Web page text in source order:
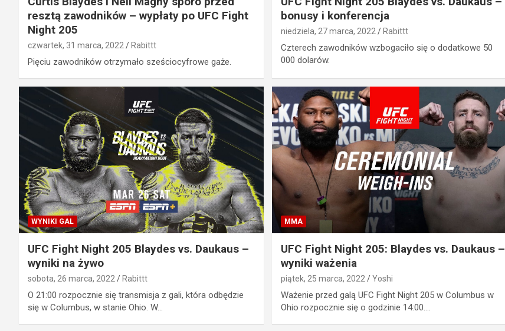
resztą zawodników – wypłaty po UFC Fight
Night 205
czwartek, 31 marca, 2022 Rabittt
Pięciu zawodników otrzymało sześciocyfrowe gaże.
bonusy i konferencja
niedziela, 27 marca, 2022 Rabittt
Czterech zawodników wzbogaciło się o dodatkowe 50
000 dolarów.
WYNIKI GAL
UFC Fight Night 205 Blaydes vs. Daukaus –
wyniki na żywo
sobota, 26 marca, 2022 Rabittt
O 21:00 rozpocznie się transmisja z gali, która odbędzie
się w Columbus, w stanie Ohio. W…
MMA
UFC Fight Night 205: Blaydes vs. Daukaus –
wyniki ważenia
piątek, 25 marca, 2022 Yoshi
Ważenie przed galą UFC Fight Night 205 w Columbus w
Ohio rozpocznie się o godzinie 14:00.…